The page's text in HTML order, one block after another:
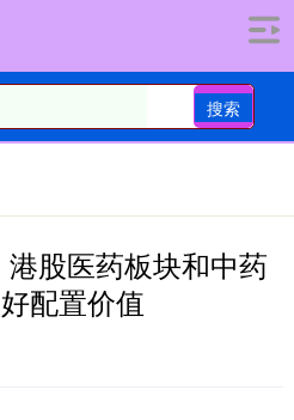
搜索
股医药板块和中药
配置价值